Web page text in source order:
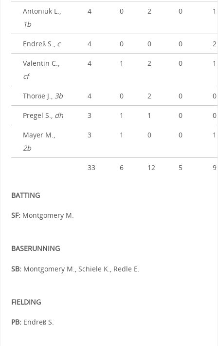
Antoniuk L.,
1b
4 0 2 0 1
Endreß S., c 4 0 0 0 2
Valentin C.,
cf
4 1 2 0 1
Thoröe J., 3b 4 0 2 0 0
Pregel S., dh 3 1 1 0 0
Mayer M.,
2b
3 1 0 0 1
33 6 12 5 9
BATTING
SF:Montgomery M.
BASERUNNING
SB:Montgomery M., Schiele K., Redle E.
FIELDING
PB:Endreß S.